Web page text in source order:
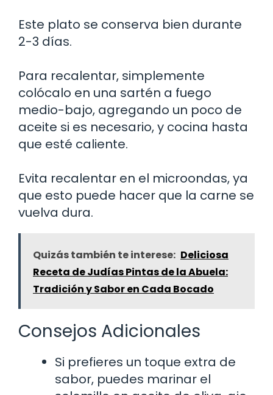
Este plato se conserva bien durante
2-3 días.
Para recalentar, simplemente
colócalo en una sartén a fuego
medio-bajo, agregando un poco de
aceite si es necesario, y cocina hasta
que esté caliente.
Evita recalentar en el microondas, ya
que esto puede hacer que la carne se
vuelva dura.
Quizás también te interese: Deliciosa
Receta de Judías Pintas de la Abuela:
Tradición y Sabor en Cada Bocado
Consejos Adicionales
Si prefieres un toque extra de
sabor, puedes marinar el